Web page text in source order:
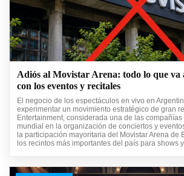
Adiós al Movistar Arena: todo lo que va
con los eventos y recitales
El negocio de los espectáculos en vivo en
experimentar un movimiento estratégico de gran
Entertainment, considerada una de las compañías
mundial en la organización de conciertos y
la participación mayoritaria del Movistar Arena de
los recintos más importantes del país para shows